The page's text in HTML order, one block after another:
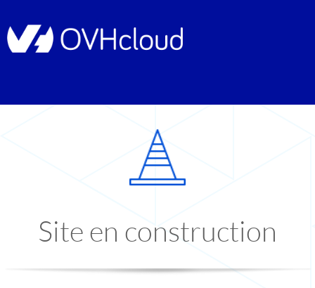
Site en construction